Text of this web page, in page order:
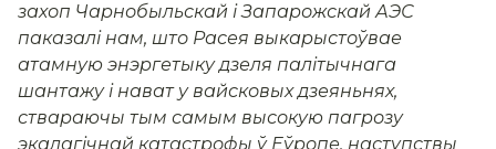
захоп Чарнобыльскай і Запарожскай АЭС
паказалі нам, што Расея выкарыстоўвае
атамную энэргетыку дзеля палітычнага
шантажу і нават у вайсковых дзеяньнях,
ствараючы тым самым высокую пагрозу
экалагічнай катастрофы ў Еўропе, наступствы